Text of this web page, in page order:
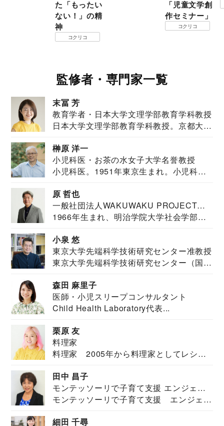
た「もったい
ない！」の精
神
コクリコ
「児童文学創
作セミナー」
コクリコ
監修者・専門家一覧
末冨 芳
教育学者・日本大学文理学部教育学科教授
日本大学文理学部教育学科教授。京都大学
榊原 洋一
小児科医・お茶の水女子大学名誉教授
小児科医。1951年東京生まれ。小児科
原 哲也
一般社団法人WAKUWAKU PROJECT
JAPAN代表・言語聴覚士・社会福祉士
1966年生まれ、明治学院大学社会学部福
小泉 悠
東京大学先端科学技術研究センター准教授
東京大学先端科学技術研究センター（国際
森田 麻里子
医師・小児スリープコンサルタント
Child Health Laboratory代表...
栗原 友
料理家
料理家 2005年から料理家としてレシピ
田中 昌子
モンテッソーリで子育て支援 エンジェル
ズハウス研究所所長
モンテッソーリで子育て支援 エンジェル
細田 千尋